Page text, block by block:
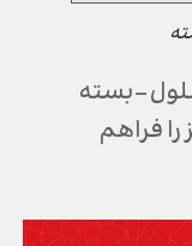
بسته
فراهم